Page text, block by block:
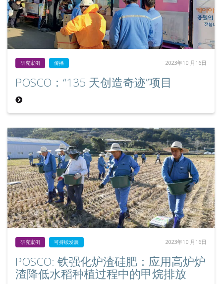
研究案例 传播 2023年10 月16日
POSCO：“135 天创造奇迹”项目
研究案例 可持续发展 2023年10 月16日
POSCO: 铁强化炉渣硅肥：应用高炉炉
渣降低水稻种植过程中的甲烷排放